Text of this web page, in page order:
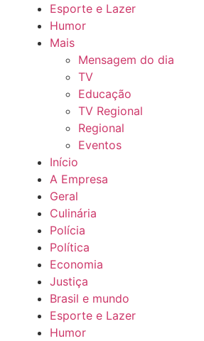
Esporte e Lazer
Humor
Mais
Mensagem do dia
TV
Educação
TV Regional
Regional
Eventos
Início
A Empresa
Geral
Culinária
Polícia
Política
Economia
Justiça
Brasil e mundo
Esporte e Lazer
Humor